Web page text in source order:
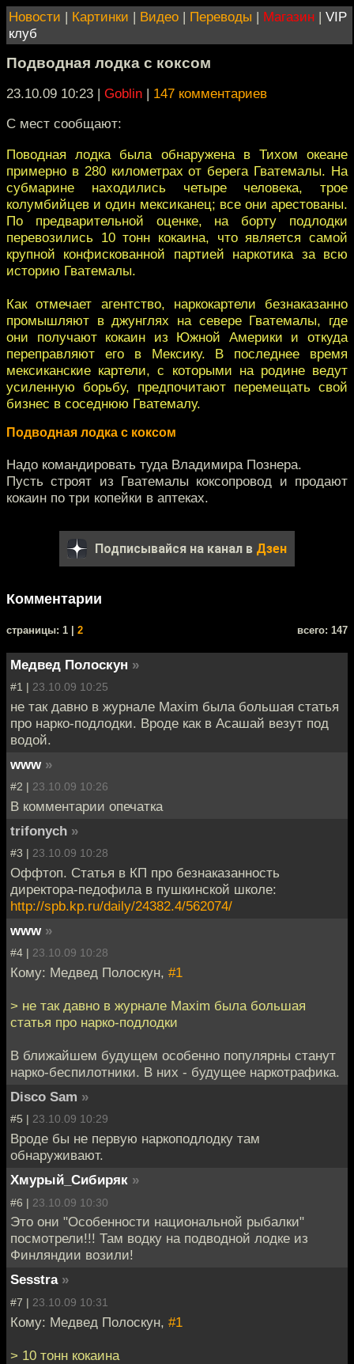
Новости | Картинки | Видео | Переводы | Магазин | VIP
клуб
Подводная лодка с коксом
23.10.09 10:23 | Goblin | 147 комментариев
С мест сообщают:
Поводная лодка была обнаружена в Тихом океане
примерно в 280 километрах от берега Гватемалы. На
субмарине находились четыре человека, трое
колумбийцев и один мексиканец; все они арестованы.
По предварительной оценке, на борту подлодки
перевозились 10 тонн кокаина, что является самой
крупной конфискованной партией наркотика за всю
историю Гватемалы.
Как отмечает агентство, наркокартели безнаказанно
промышляют в джунглях на севере Гватемалы, где
они получают кокаин из Южной Америки и откуда
переправляют его в Мексику. В последнее время
мексиканские картели, с которыми на родине ведут
усиленную борьбу, предпочитают перемещать свой
бизнес в соседнюю Гватемалу.
Подводная лодка с коксом
Надо командировать туда Владимира Познера.
Пусть строят из Гватемалы коксопровод и продают
кокаин по три копейки в аптеках.
Подписывайся на канал в Дзен
Комментарии
cтраницы: 1 | 2 всего: 147
Медвед Полоскун »
#1 | 23.10.09 10:25
не так давно в журнале Maxim была большая статья
про нарко-подлодки. Вроде как в Асашай везут под
водой.
www »
#2 | 23.10.09 10:26
В комментарии опечатка
trifonych »
#3 | 23.10.09 10:28
Оффтоп. Статья в КП про безнаказанность
директора-педофила в пушкинской школе:
http://spb.kp.ru/daily/24382.4/562074/
www »
#4 | 23.10.09 10:28
Кому: Медвед Полоскун, #1
> не так давно в журнале Maxim была большая
статья про нарко-подлодки
В ближайшем будущем особенно популярны станут
нарко-беспилотники. В них - будущее наркотрафика.
Disco Sam »
#5 | 23.10.09 10:29
Вроде бы не первую наркоподлодку там
обнаруживают.
Хмурый_Сибиряк »
#6 | 23.10.09 10:30
Это они "Особенности национальной рыбалки"
посмотрели!!! Там водку на подводной лодке из
Финляндии возили!
Sesstra »
#7 | 23.10.09 10:31
Кому: Медвед Полоскун, #1
> 10 тонн кокаина